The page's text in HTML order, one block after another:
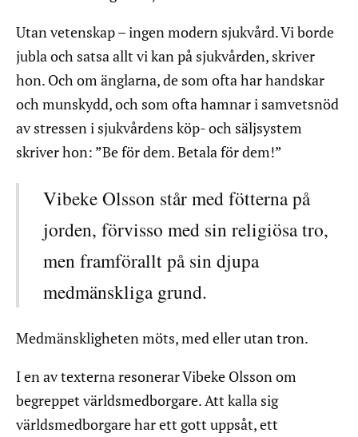
Utan vetenskap – ingen modern sjukvård. Vi borde
jubla och satsa allt vi kan på sjukvården, skriver
hon. Och om änglarna, de som ofta har handskar
och munskydd, och som ofta hamnar i samvetsnöd
av stressen i sjukvårdens köp- och säljsystem
skriver hon: ”Be för dem. Betala för dem!”
Vibeke Olsson står med fötterna på
jorden, förvisso med sin religiösa tro,
men framförallt på sin djupa
medmänskliga grund.
Medmänskligheten möts, med eller utan tron.
I en av texterna resonerar Vibeke Olsson om
begreppet världsmedborgare. Att kalla sig
världsmedborgare har ett gott uppsåt, ett